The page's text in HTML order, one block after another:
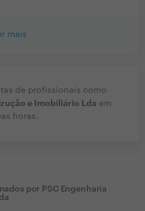
mais
de profissionais como
e Imobiliário Lda em
horas.
por PSC Engenharia